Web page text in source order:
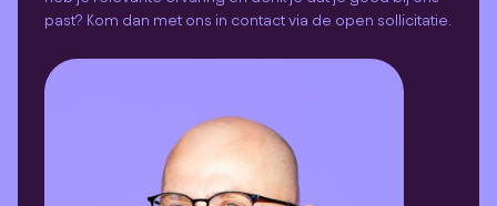
past? Kom dan met ons in contact via de open sollicitatie.